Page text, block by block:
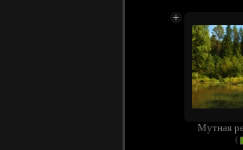
Мутная
(